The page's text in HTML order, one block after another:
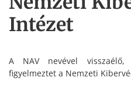
Intézet
A NAV nevével visszaélő,
figyelmeztet a Nemzeti